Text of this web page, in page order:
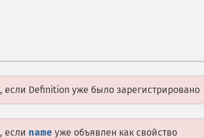
, если Definition уже было зарегистрировано
, если name уже объявлен как свойство